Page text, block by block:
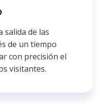
salida de las
de un tiempo
con precisión el
visitantes.